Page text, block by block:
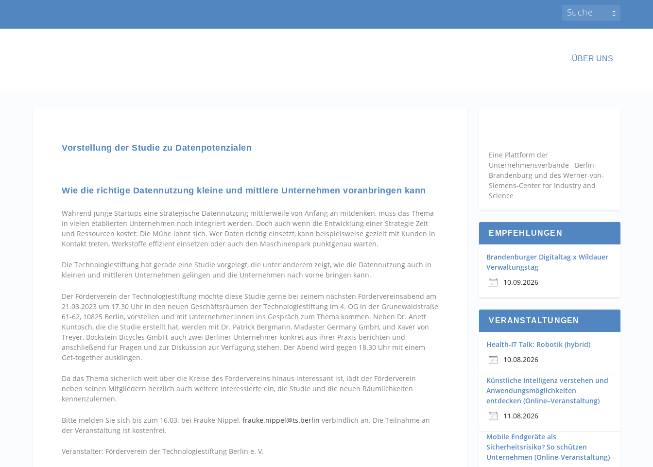
ÜBER UNS
Vorstellung der Studie zu Datenpotenzialen
Wie die richtige Datennutzung kleine und mittlere Unternehmen voranbringen kann
Während junge Startups eine strategische Datennutzung mittlerweile von Anfang an mitdenken, muss das Thema
in vielen etablierten Unternehmen noch integriert werden. Doch auch wenn die Entwicklung einer Strategie Zeit
und Ressourcen kostet: Die Mühe lohnt sich. Wer Daten richtig einsetzt, kann beispielsweise gezielt mit Kunden in
Kontakt treten, Werkstoffe effizient einsetzen oder auch den Maschinenpark punktgenau warten.
Die Technologiestiftung hat gerade eine Studie vorgelegt, die unter anderem zeigt, wie die Datennutzung auch in
kleinen und mittleren Unternehmen gelingen und die Unternehmen nach vorne bringen kann.
Der Förderverein der Technologiestiftung möchte diese Studie gerne bei seinem nächsten Fördervereinsabend am
21.03.2023 um 17.30 Uhr in den neuen Geschäftsräumen der Technologiestiftung im 4. OG in der Grunewaldstraße
61-62, 10825 Berlin, vorstellen und mit Unternehmer:innen ins Gespräch zum Thema kommen. Neben Dr. Anett
Kuntosch, die die Studie erstellt hat, werden mit Dr. Patrick Bergmann, Madaster Germany GmbH, und Xaver von
Treyer, Bockstein Bicycles GmbH, auch zwei Berliner Unternehmer konkret aus ihrer Praxis berichten und
anschließend für Fragen und zur Diskussion zur Verfügung stehen. Der Abend wird gegen 18.30 Uhr mit einem
Get-together ausklingen.
Da das Thema sicherlich weit über die Kreise des Fördervereins hinaus interessant ist, lädt der Förderverein
neben seinen Mitgliedern herzlich auch weitere Interessierte ein, die Studie und die neuen Räumlichkeiten
kennenzulernen.
Bitte melden Sie sich bis zum 16.03. bei Frauke Nippel,frauke.nippel@ts.berlin verbindlich an. Die Teilnahme an
der Veranstaltung ist kostenfrei.
Veranstalter: Förderverein der Technologiestiftung Berlin e. V.
Eine Plattform der
Unternehmensverbände Berlin-
Brandenburg und des Werner-von-
Siemens-Center for Industry and
Science
EMPFEHLUNGEN
Brandenburger Digitaltag x Wildauer
Verwaltungstag
10.09.2026
VERANSTALTUNGEN
Health-IT Talk: Robotik (hybrid)
10.08.2026
Künstliche Intelligenz verstehen und
Anwendungsmöglichkeiten
entdecken (Online–Veranstaltung)
11.08.2026
Mobile Endgeräte als
Sicherheitsrisiko? So schützen
Unternehmen (Online-Veranstaltung)